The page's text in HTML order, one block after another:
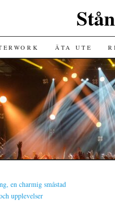
ÄTA UTE
en charmig småstad
upplevelser